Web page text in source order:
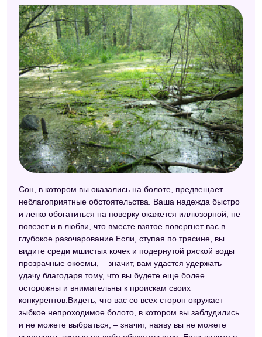
Сон, в котором вы оказались на болоте, предвещает
неблагоприятные обстоятельства. Ваша надежда быстро
и легко обогатиться на поверку окажется иллюзорной, не
повезет и в любви, что вместе взятое повергнет вас в
глубокое разочарование.Если, ступая по трясине, вы
видите среди мшистых кочек и подернутой ряской воды
прозрачные окоемы, – значит, вам удастся удержать
удачу благодаря тому, что вы будете еще более
осторожны и внимательны к проискам своих
конкурентов.Видеть, что вас со всех сторон окружает
зыбкое непроходимое болото, в котором вы заблудились
и не можете выбраться, – значит, наяву вы не можете